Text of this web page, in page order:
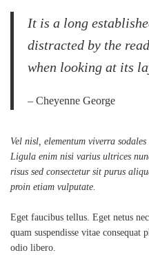
It is a long
distracted by the
when looking at its
– Cheyenne George
Vel nisl, elementum viverra
Ligula enim nisi varius ultrices
risus sed consectetur sit purus
proin etiam vulputate.
Eget faucibus tellus. Eget netus
quam suspendisse vitae
odio libero.